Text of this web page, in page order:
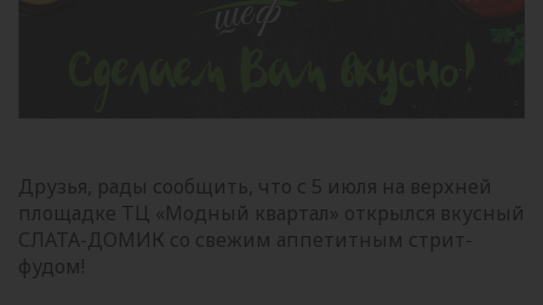
Друзья, рады сообщить, что с 5 июля на верхней
площадке ТЦ «Модный квартал» открылся вкусный
СЛАТА-ДОМИК со свежим аппетитным стрит-
фудом!